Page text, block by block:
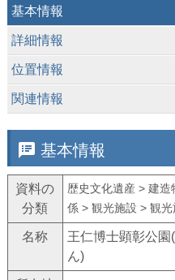
基本情報
詳細情報
位置情報
関連情報
speaker_notes 基本情報
資料の
分類
歴史文化遺産 > 建造
係 > 観光施設 > 観光
名称
王仁博士顕彰公園
ん)